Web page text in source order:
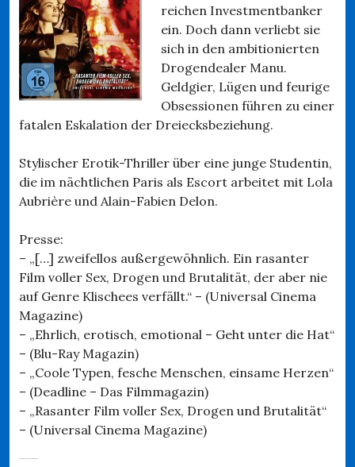
reichen Investmentbanker
ein. Doch dann verliebt sie
sich in den ambitionierten
Drogendealer Manu.
Geldgier, Lügen und feurige
Obsessionen führen zu einer
fatalen Eskalation der Dreiecksbeziehung.
Stylischer Erotik-Thriller über eine junge Studentin,
die im nächtlichen Paris als Escort arbeitet mit Lola
Aubrière und Alain-Fabien Delon.
Presse:
– „[…] zweifellos außergewöhnlich. Ein rasanter
Film voller Sex, Drogen und Brutalität, der aber nie
auf Genre Klischees verfällt.“ – (Universal Cinema
Magazine)
– „Ehrlich, erotisch, emotional – Geht unter die Hat“
– (Blu-Ray Magazin)
– „Coole Typen, fesche Menschen, einsame Herzen“
– (Deadline – Das Filmmagazin)
– „Rasanter Film voller Sex, Drogen und Brutalität“
– (Universal Cinema Magazine)